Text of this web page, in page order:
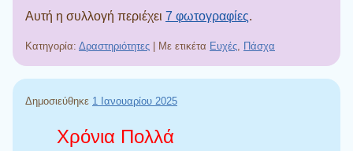
Αυτή η συλλογή περιέχει 7 φωτογραφίες.
Κατηγορία: Δραστηριότητες Με ετικέτα Ευχές Πάσχα
Δημοσιεύθηκε 1 Ιανουαρίου 2025
Χρόνια Πολλά